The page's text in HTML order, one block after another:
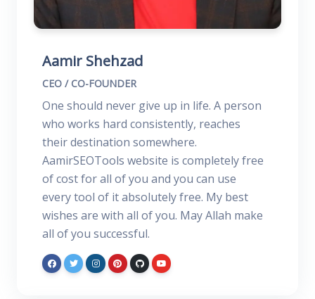
Aamir Shehzad
CEO / CO-FOUNDER
One should never give up in life. A person
who works hard consistently, reaches
their destination somewhere.
AamirSEOTools website is completely free
of cost for all of you and you can use
every tool of it absolutely free. My best
wishes are with all of you. May Allah make
all of you successful.